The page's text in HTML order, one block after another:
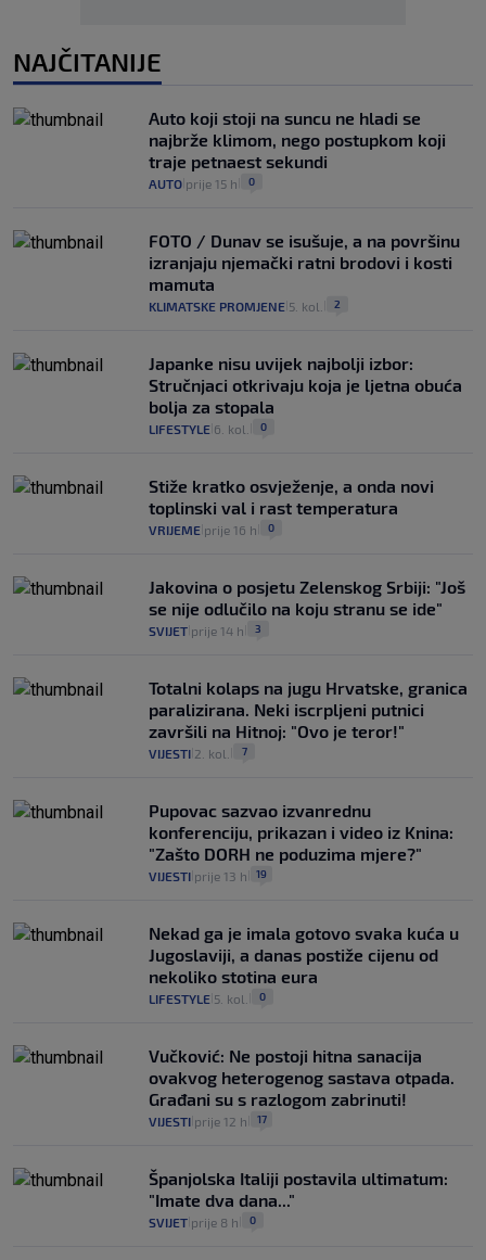
NAJČITANIJE
Auto koji stoji na suncu ne hladi se
najbrže klimom, nego postupkom koji
traje petnaest sekundi
AUTO prije 15 h 0
FOTO / Dunav se isušuje, a na površinu
izranjaju njemački ratni brodovi i kosti
mamuta
KLIMATSKE PROMJENE 5. kol. 2
Japanke nisu uvijek najbolji izbor:
Stručnjaci otkrivaju koja je ljetna obuća
bolja za stopala
LIFESTYLE 6. kol. 0
Stiže kratko osvježenje, a onda novi
toplinski val i rast temperatura
VRIJEME prije 16 h 0
Jakovina o posjetu Zelenskog Srbiji: "Još
se nije odlučilo na koju stranu se ide"
SVIJET prije 14 h 3
Totalni kolaps na jugu Hrvatske, granica
paralizirana. Neki iscrpljeni putnici
završili na Hitnoj: "Ovo je teror!"
VIJESTI 2. kol. 7
Pupovac sazvao izvanrednu
konferenciju, prikazan i video iz Knina:
"Zašto DORH ne poduzima mjere?"
VIJESTI prije 13 h 19
Nekad ga je imala gotovo svaka kuća u
Jugoslaviji, a danas postiže cijenu od
nekoliko stotina eura
LIFESTYLE 5. kol. 0
Vučković: Ne postoji hitna sanacija
ovakvog heterogenog sastava otpada.
Građani su s razlogom zabrinuti!
VIJESTI prije 12 h 17
Španjolska Italiji postavila ultimatum:
"Imate dva dana..."
SVIJET prije 8 h 0